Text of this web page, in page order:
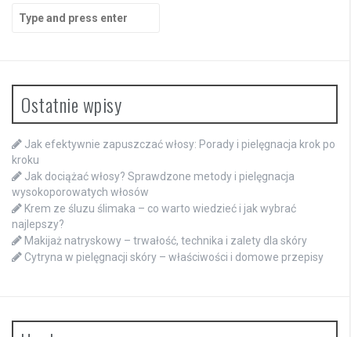
for:
Ostatnie wpisy
Jak efektywnie zapuszczać włosy: Porady i pielęgnacja krok po
kroku
Jak dociążać włosy? Sprawdzone metody i pielęgnacja
wysokoporowatych włosów
Krem ze śluzu ślimaka – co warto wiedzieć i jak wybrać
najlepszy?
Makijaż natryskowy – trwałość, technika i zalety dla skóry
Cytryna w pielęgnacji skóry – właściwości i domowe przepisy